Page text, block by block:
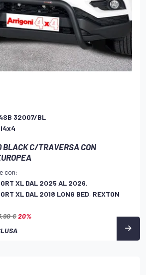
32007/BL
BLACK C/TRAVERSA CON
con:
XL DAL 2025 AL 2026,
XL DAL 2018 LONG BED, REXTON
€20%